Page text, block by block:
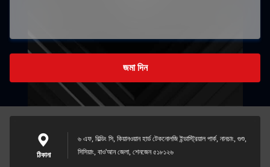
জমা দিন
ঠিকানা
৬ এফ, বিল্ডিং সি, কিয়ানওয়ান হার্ড টেকনোলজি ইন্ডাস্ট্রিয়াল পার্ক, নানচাং, গুশু,
সিসিয়াং, বাও'আন জেলা, শেনজেন ৫১৮১২৬